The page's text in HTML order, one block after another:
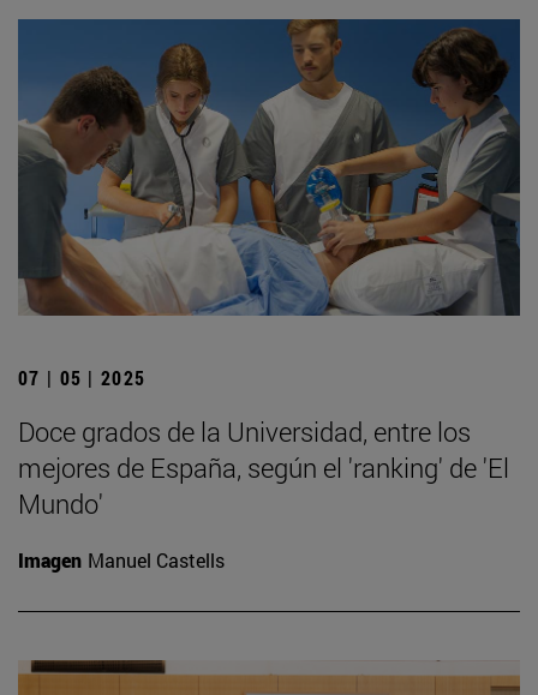
07 | 05 | 2025
Doce grados de la Universidad, entre los
mejores de España, según el 'ranking' de 'El
Mundo'
Imagen Manuel Castells